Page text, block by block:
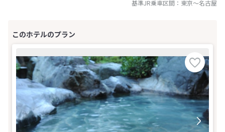
基準JR乗車区間： 東京～名古屋